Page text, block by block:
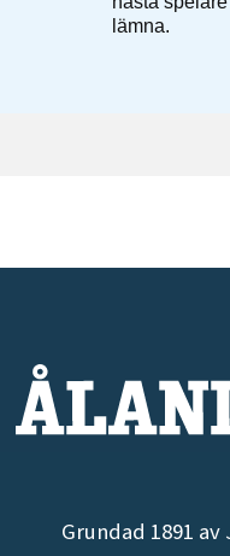
Grundad 1891